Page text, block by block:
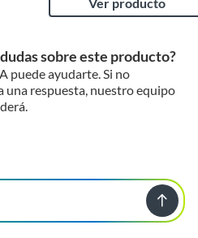
sobre este producto?
puede ayudarte. Si no
una respuesta, nuestro equipo